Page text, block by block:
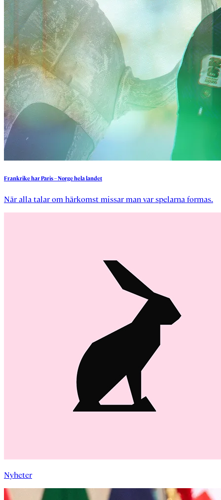
FrankrikeharParis–Norgehelalandet
När alla talar om härkomst missar man var spelarna formas.
Nyheter